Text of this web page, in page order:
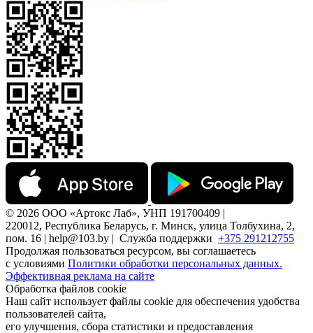
© 2026 ООО «Артокс Лаб», УНП 191700409 |
220012, Республика Беларусь, г. Минск, улица Толбухина, 2,
пом. 16 | help@103.by | Служба поддержки +375 291212755
Продолжая пользоваться ресурсом, вы соглашаетесь
с условиями Политики обработки персональных данных.
Эффективная реклама на сайте
Обработка файлов cookie
Наш сайт использует файлы cookie для обеспечения удобства
пользователей сайта,
его улучшения, сбора статистики и предоставления